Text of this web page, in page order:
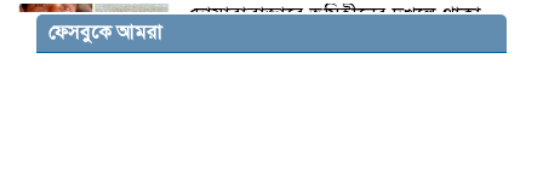
দোয়ারাবাজারে ভূমিহীনের দখলে থাকা
ফেসবুকে আমরা